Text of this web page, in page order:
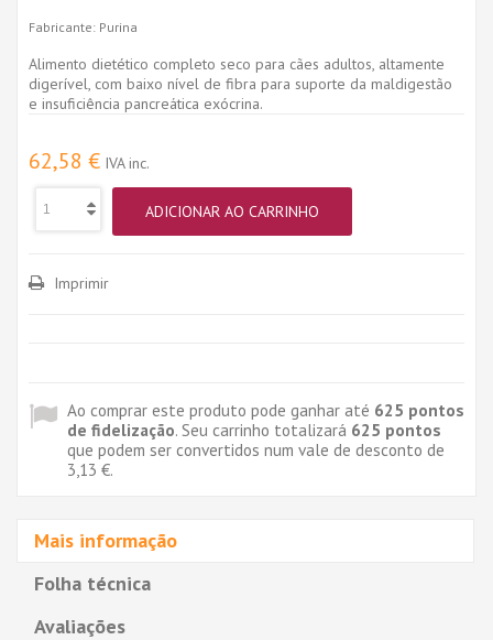
Fabricante: Purina
Alimento dietético completo seco para cães adultos, altamente
digerível, com baixo nível de fibra para suporte da maldigestão
e insuficiência pancreática exócrina.
62,58 € IVA inc.
ADICIONAR AO CARRINHO
Imprimir
Ao comprar este produto pode ganhar até 625 pontos
de fidelização. Seu carrinho totalizará 625 pontos
que podem ser convertidos num vale de desconto de
3,13 €.
Mais informação
Folha técnica
Avaliações